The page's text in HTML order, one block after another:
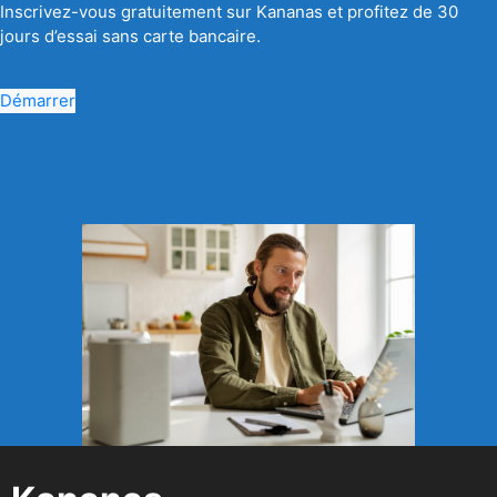
Inscrivez-vous gratuitement sur Kananas et profitez de 30
jours d’essai sans carte bancaire.
Démarrer